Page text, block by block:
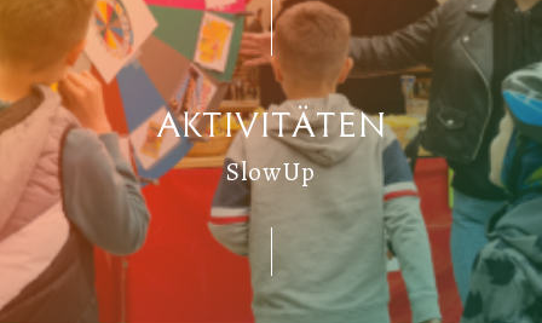
Aktivitäten
SlowUp